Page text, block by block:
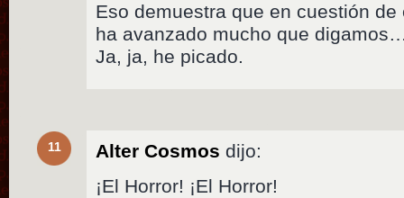
Eso demuestra que en cuestión
ha avanzado mucho que
Ja, ja, he picado.
11 Alter Cosmos dijo:
¡El Horror! ¡El Horror!